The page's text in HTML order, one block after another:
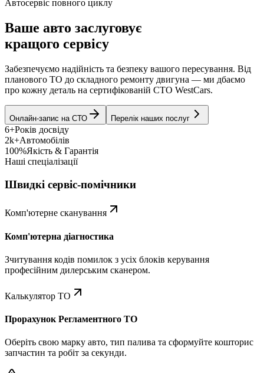
Автосервіс повного циклу
Ваше авто заслуговує
кращого сервісу
Забезпечуємо надійність та безпеку вашого пересування. Від
планового ТО до складного ремонту двигуна — ми дбаємо
про кожну деталь на сертифікованій СТО WestCars.
Онлайн-запис на СТО Перелік наших послуг
6+Років досвіду
2k+Автомобілів
100%Якість & Гарантія
Наші спеціалізації
Швидкі сервіс-помічники
Комп'ютерне сканування
Комп'ютерна діагностика
Зчитування кодів помилок з усіх блоків керування
професійним дилерським сканером.
Калькулятор ТО
Прорахунок Регламентного ТО
Оберіть свою марку авто, тип палива та сформуйте кошторис
запчастин та робіт за секунди.